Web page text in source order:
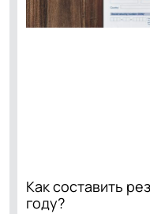
Как составить
году?